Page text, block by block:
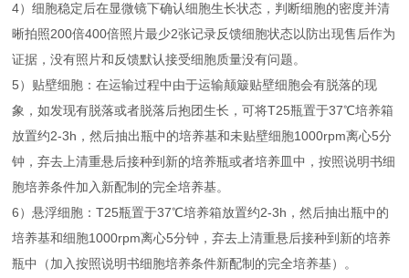
4）细胞稳定后在显微镜下确认细胞生长状态，判断细胞的密度并清
晰拍照200倍400倍照片最少2张记录反馈细胞状态以防出现售后作为
证据，没有照片和反馈默认接受细胞质量没有问题。
5）贴壁细胞：在运输过程中由于运输颠簸贴壁细胞会有脱落的现
象，如发现有脱落或者脱落后抱团生长，可将T25瓶置于37℃培养箱
放置约2-3h，然后抽出瓶中的培养基和未贴壁细胞1000rpm离心5分
钟，弃去上清重悬后接种到新的培养瓶或者培养皿中，按照说明书细
胞培养条件加入新配制的完全培养基。
6）悬浮细胞：T25瓶置于37℃培养箱放置约2-3h，然后抽出瓶中的
培养基和细胞1000rpm离心5分钟，弃去上清重悬后接种到新的培养
瓶中（加入按照说明书细胞培养条件新配制的完全培养基）。